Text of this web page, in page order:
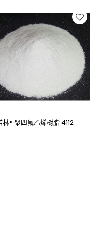
林® 聚四氟乙烯树脂 4112